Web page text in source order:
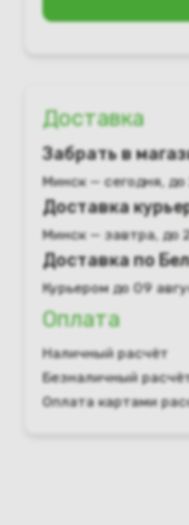
Доставка
Забрать в
Минск — сегодня, до
Доставка
Минск — завтра, до
Доставка по
Курьером до 09
Оплата
Наличный расчёт
Безналичный
Оплата картами